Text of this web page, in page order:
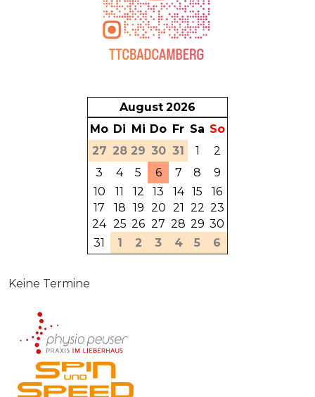
August 2026
Mo Di Mi Do Fr Sa So
27 28 29 30 31 1
2
3
4 5 6 7 8
9
10
11 12 13 14 15
16
17
18 19 20 21 22 23
24 25 26 27 28 29 30
31
1 2 3 4 5 6
Keine Termine